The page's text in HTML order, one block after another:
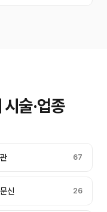
술·업종
67
신 26